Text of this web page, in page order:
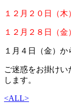
１２月２０日（木
１２月２８日（
１月４日（金）か
ご迷惑をお掛け
します。
<ALL>